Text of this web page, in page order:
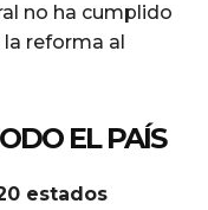
no ha cumplido
reforma al
EL PAÍS
estados